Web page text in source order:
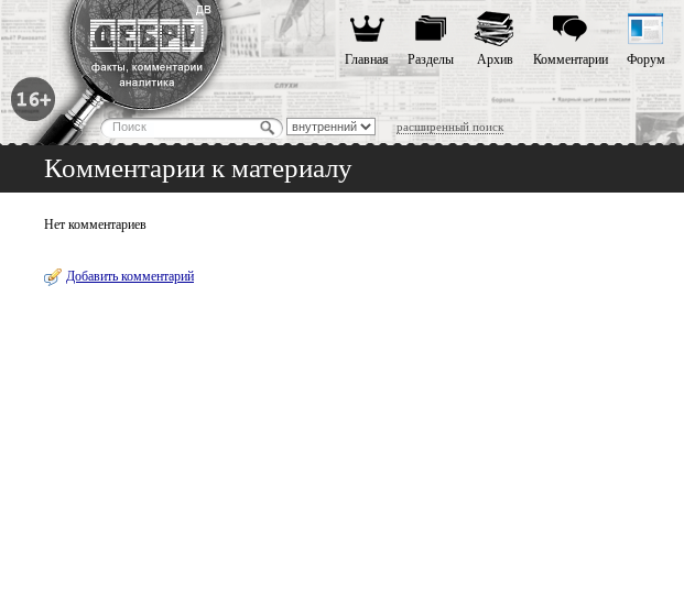
расширенный поиск
Главная Разделы Архив Комментарии Форум
Комментарии к материалу
Нет комментариев
Добавить комментарий